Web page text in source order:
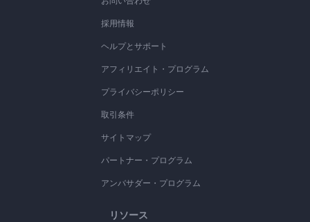
採用情報
ヘルプとサポート
アフィリエイト・プログラム
プライバシーポリシー
取引条件
サイトマップ
パートナー・プログラム
アンバサダー・プログラム
リソース